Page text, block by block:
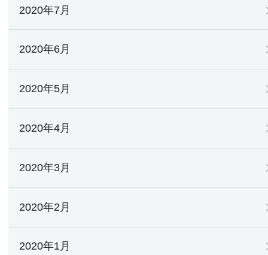
2020年7月
2020年6月
2020年5月
2020年4月
2020年3月
2020年2月
2020年1月